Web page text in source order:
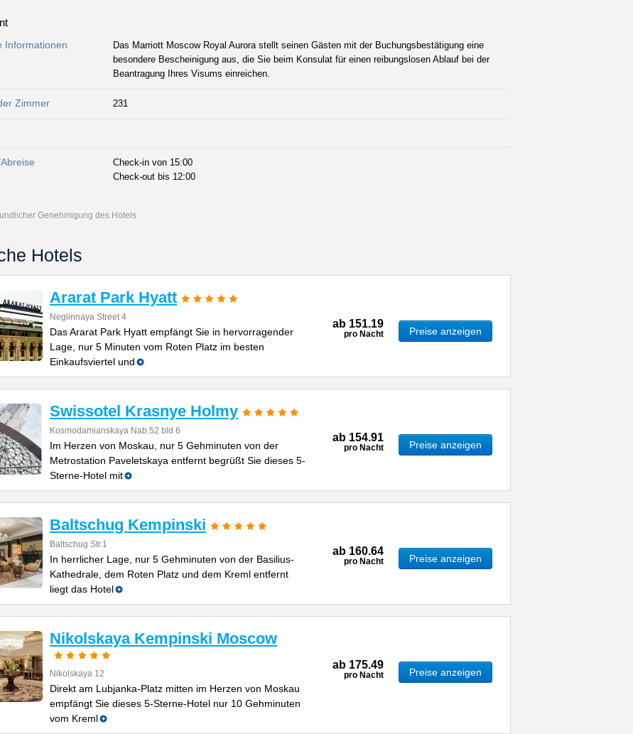
Informationen
Das Marriott Moscow Royal Aurora stellt seinen Gästen mit der Buchungsbestätigung eine
besondere Bescheinigung aus, die Sie beim Konsulat für einen reibungslosen Ablauf bei der
Beantragung Ihres Visums einreichen.
Zimmer 231
Check-in von 15:00
Check-out bis 12:00
Genehmigung des Hotels
Hotels
Ararat Park Hyatt
Neglinnaya Street 4
Das Ararat Park Hyatt empfängt Sie in hervorragender
Lage, nur 5 Minuten vom Roten Platz im besten
Einkaufsviertel und
ab 151.19
pro Nacht Preise anzeigen
Swissotel Krasnye Holmy
Kosmodamianskaya Nab.52 bld 6
Im Herzen von Moskau, nur 5 Gehminuten von der
Metrostation Paveletskaya entfernt begrüßt Sie dieses 5-
Sterne-Hotel mit
ab 154.91
pro Nacht Preise anzeigen
Baltschug Kempinski
Baltschug Str.1
In herrlicher Lage, nur 5 Gehminuten von der Basilius-
Kathedrale, dem Roten Platz und dem Kreml entfernt
liegt das Hotel
ab 160.64
pro Nacht Preise anzeigen
Nikolskaya Kempinski Moscow
Nikolskaya 12
Direkt am Lubjanka-Platz mitten im Herzen von Moskau
empfängt Sie dieses 5-Sterne-Hotel nur 10 Gehminuten
vom Kreml
ab 175.49
pro Nacht Preise anzeigen